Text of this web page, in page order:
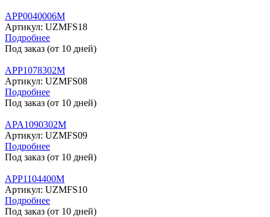
APP0040006M
Артикул: UZMFS18
Подробнее
Под заказ (от 10 дней)
APP1078302M
Артикул: UZMFS08
Подробнее
Под заказ (от 10 дней)
APA1090302M
Артикул: UZMFS09
Подробнее
Под заказ (от 10 дней)
APP1104400M
Артикул: UZMFS10
Подробнее
Под заказ (от 10 дней)